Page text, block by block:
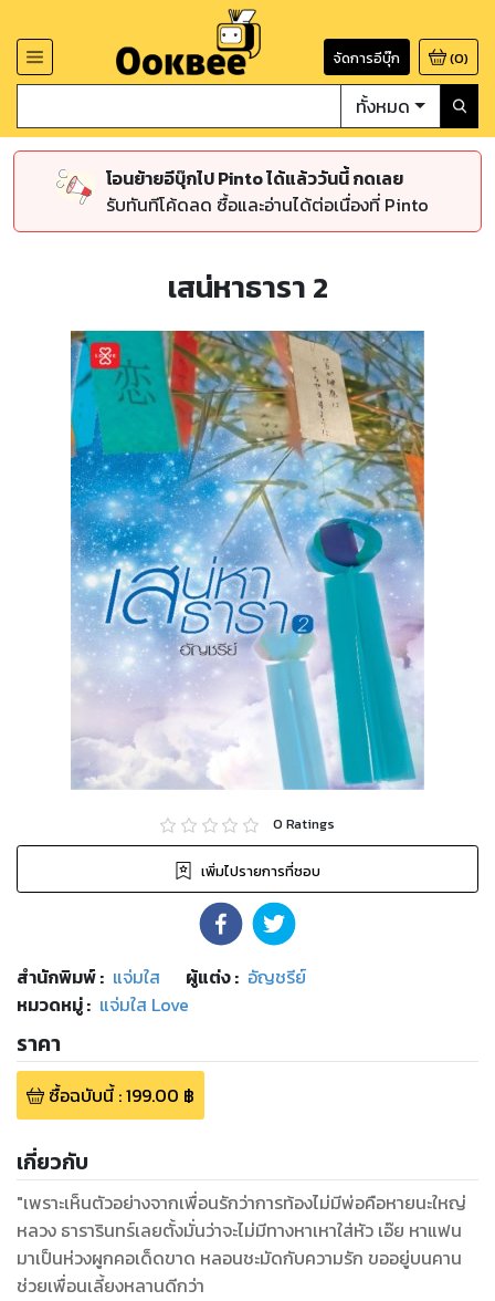
จัดการอีบุ๊ก (0)
ทั้งหมด
โอนย้ายอีบุ๊กไป Pinto ได้แล้ววันนี้ กดเลย
รับทันทีโค้ดลด ซื้อและอ่านได้ต่อเนื่องที่ Pinto
เสน่หาธารา 2
0 Ratings
เพิ่มไปรายการที่ชอบ
สำนักพิมพ์: แจ่มใส ผู้แต่ง : อัญชรีย์
หมวดหมู่: แจ่มใส Love
ราคา
ซื้อฉบับนี้:199.00 ฿
เกี่ยวกับ
"เพราะเห็นตัวอย่างจากเพื่อนรักว่าการท้องไม่มีพ่อคือหายนะใหญ่
หลวง ธารารินทร์เลยตั้งมั่นว่าจะไม่มีทางหาเหาใส่หัว เอ๊ย หาแฟน
มาเป็นห่วงผูกคอเด็ดขาด หลอนชะมัดกับความรัก ขออยู่บนคาน
ช่วยเพื่อนเลี้ยงหลานดีกว่า